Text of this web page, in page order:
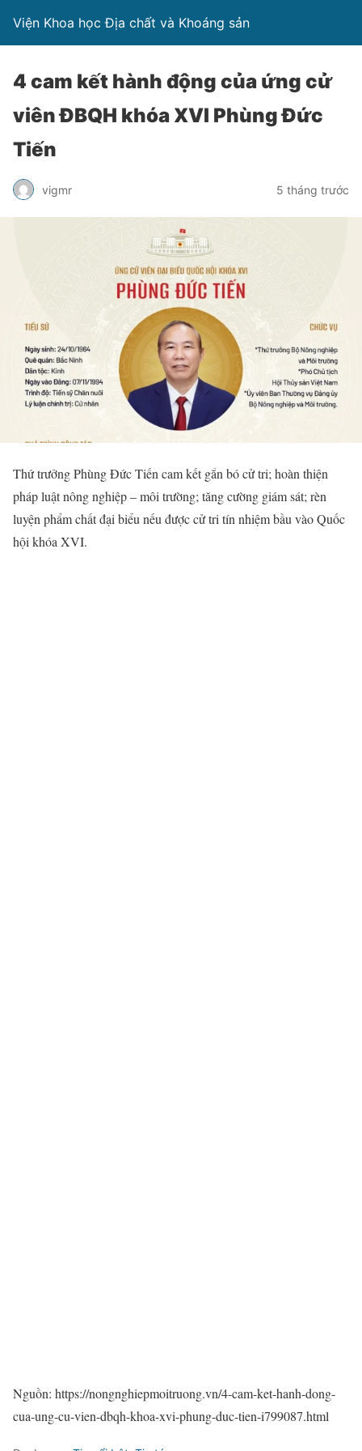
Viện Khoa học Địa chất và Khoáng sản
4 cam kết hành động của ứng cử
viên ĐBQH khóa XVI Phùng Đức
Tiến
vigmr 5 tháng trước
Thứ trưởng Phùng Đức Tiến cam kết gắn bó cử tri; hoàn thiện
pháp luật nông nghiệp – môi trường; tăng cường giám sát; rèn
luyện phẩm chất đại biểu nếu được cử tri tín nhiệm bầu vào Quốc
hội khóa XVI.
Nguồn: https://nongnghiepmoitruong.vn/4-cam-ket-hanh-dong-
cua-ung-cu-vien-dbqh-khoa-xvi-phung-duc-tien-i799087.html